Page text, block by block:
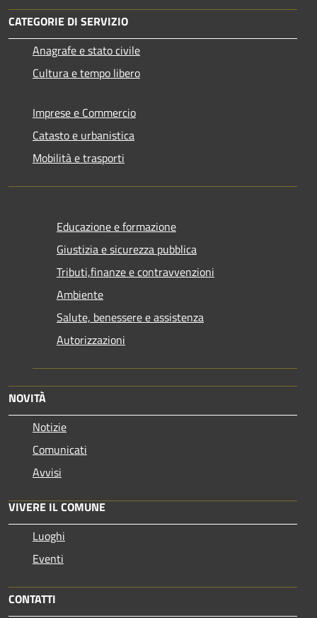
CATEGORIE DI SERVIZIO
Anagrafe e stato civile
Cultura e tempo libero
Imprese e Commercio
Catasto e urbanistica
Mobilità e trasporti
Educazione e formazione
Giustizia e sicurezza pubblica
Tributi,finanze e contravvenzioni
Ambiente
Salute, benessere e assistenza
Autorizzazioni
NOVITÀ
Notizie
Comunicati
Avvisi
VIVERE IL COMUNE
Luoghi
Eventi
CONTATTI